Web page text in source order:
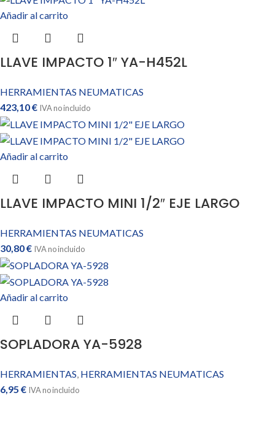
Añadir al carrito
LLAVE IMPACTO 1″ YA-H452L
HERRAMIENTAS NEUMATICAS
423,10€ IVA no incluido
Añadir al carrito
LLAVE IMPACTO MINI 1/2″ EJE LARGO
HERRAMIENTAS NEUMATICAS
30,80€ IVA no incluido
Añadir al carrito
SOPLADORA YA-5928
HERRAMIENTAS, HERRAMIENTAS NEUMATICAS
6,95 € IVA no incluido